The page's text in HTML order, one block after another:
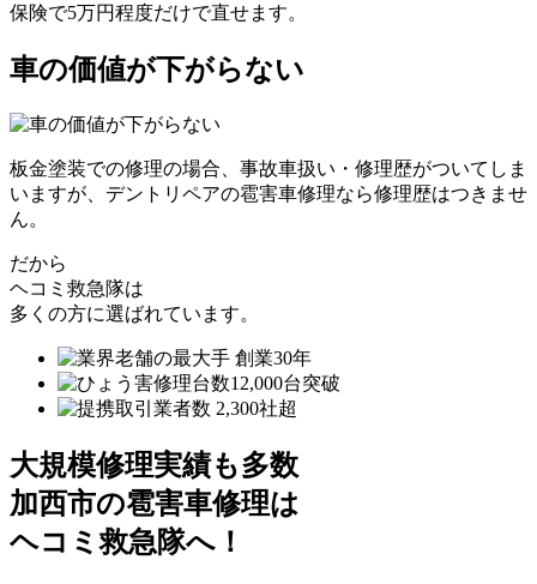
保険で5万円程度だけで直せます。
車の価値が下がらない
板金塗装での修理の場合、事故車扱い・修理歴がついてしま
いますが、デントリペアの雹害車修理なら修理歴はつきませ
ん。
だから
ヘコミ救急隊は
多くの方に選ばれています。
大規模修理実績も多数
加西市の雹害車修理は
ヘコミ救急隊へ！